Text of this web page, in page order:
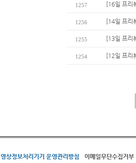
1257 [16일 프리
1256 [14일 프리
1255 [13일 프리
1254 [12일 프리
영상정보처리기기 운영관리방침 이메일무단수집거부